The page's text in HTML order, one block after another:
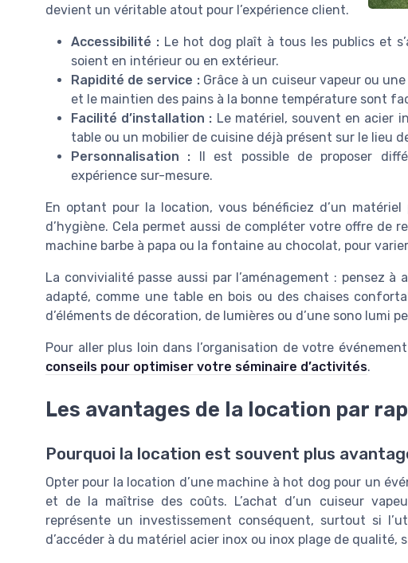
devient un véritable atout pour l’expérience client.
Accessibilité :Le hot dog plaît à tous les publics et
soient en intérieur ou en extérieur.
Rapidité de service :Grâce à un cuiseur vapeur ou
et le maintien des pains à la bonne température sont
Facilité d’installation : Le matériel, souvent en acier
table ou un mobilier de cuisine déjà présent sur le lieu
Personnalisation : Il est possible de proposer
expérience sur-mesure.
En optant pour la location, vous bénéficiez d’un
d’hygiène. Cela permet aussi de compléter votre offre de
machine barbe à papa ou la fontaine au chocolat, pour
La convivialité passe aussi par l’aménagement : pensez
adapté, comme une table en bois ou des chaises
d’éléments de décoration, de lumières ou d’une sono lumi
Pour aller plus loin dans l’organisation de votre
conseils pour optimiser votre séminaire d’activités.
Les avantages de la location par
Pourquoi la location est souvent plus
Opter pour la location d’une machine à hot dog pour un
et de la maîtrise des coûts. L’achat d’un cuiseur
représente un investissement conséquent, surtout si
d’accéder à du matériel acier inox ou inox plage de qualité,